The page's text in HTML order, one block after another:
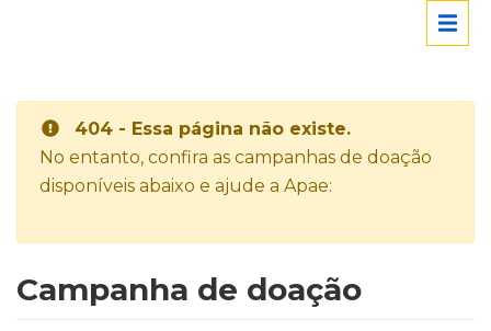
404 - Essa página não existe.
No entanto, confira as campanhas de doação
disponíveis abaixo e ajude a Apae:
Campanha de doação